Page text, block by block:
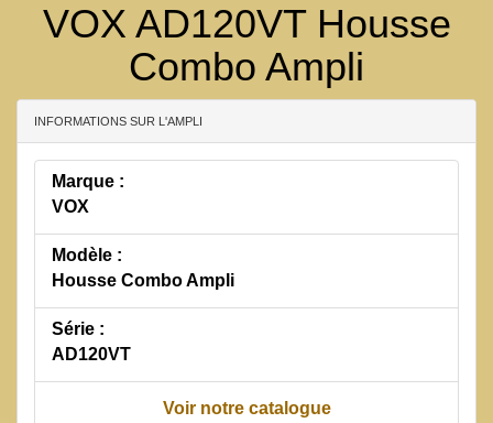
VOX AD120VT Housse
Combo Ampli
INFORMATIONS SUR L'AMPLI
Marque :
VOX
Modèle :
Housse Combo Ampli
Série :
AD120VT
Voir notre catalogue